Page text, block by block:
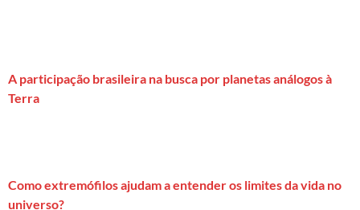
A participação brasileira na busca por planetas análogos à
Terra
Como extremófilos ajudam a entender os limites da vida no
universo?